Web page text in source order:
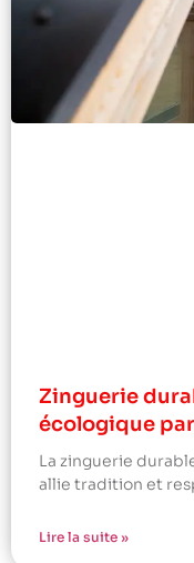
Zinguerie
écologique
La zinguerie
allie tradition et
Lire la suite »